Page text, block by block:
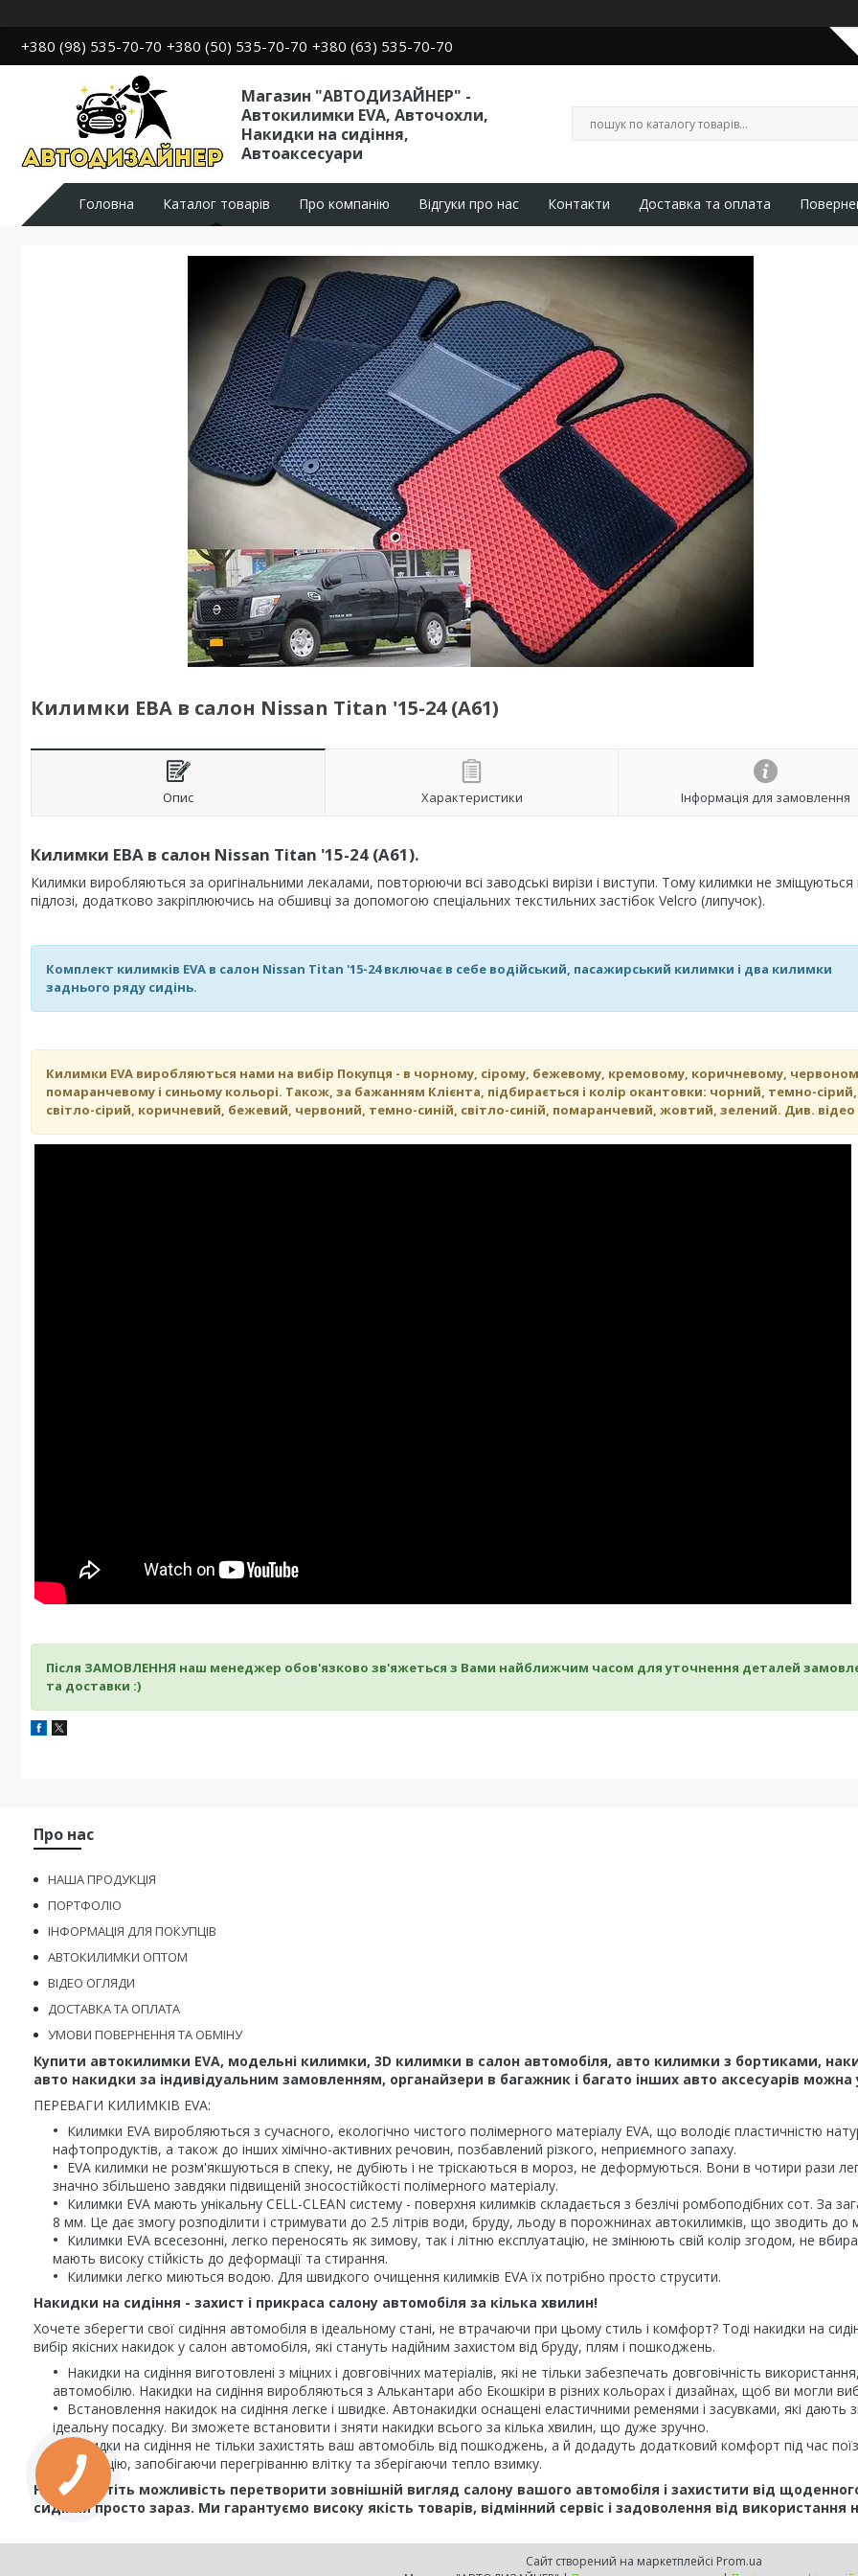
+380 (98) 535-70-70 +380 (50) 535-70-70 +380 (63) 535-70-70
Магазин "АВТОДИЗАЙНЕР" -
Автокилимки EVA, Авточохли,
Накидки на сидіння,
Автоаксесуари
Головна Каталог товарів Про компанію Відгуки про нас Контакти Доставка та оплата
Килимки ЕВА в салон Nissan Titan '15-24 (A61)
Опис Характеристики Інформація для замовлення
Килимки ЕВА в салон Nissan Titan '15-24 (A61).
Килимки виробляються за оригінальними лекалами, повторюючи всі заводські вирізи і виступи. Тому килимки не зміщуються
підлозі, додатково закріплюючись на обшивці за допомогою спеціальних текстильних застібок Velcro (липучок).
Комплект килимків EVA в салон Nissan Titan '15-24 включає в себе водійський, пасажирський килимки і два килимки
заднього ряду сидінь.
Килимки EVA виробляються нами на вибір Покупця - в чорному, сірому, бежевому, кремовому, коричневому,
помаранчевому і синьому кольорі. Також, за бажанням Клієнта, підбирається і колір окантовки: чорний, темно-сірий,
світло-сірий, коричневий, бежевий, червоний, темно-синій, світло-синій, помаранчевий, жовтий, зелений. Див. відео
Після ЗАМОВЛЕННЯ наш менеджер обов'язково зв'яжеться з Вами найближчим часом для уточнення деталей
та доставки :)
Про нас
НАША ПРОДУКЦІЯ
ПОРТФОЛІО
ІНФОРМАЦІЯ ДЛЯ ПОКУПЦІВ
АВТОКИЛИМКИ ОПТОМ
ВІДЕО ОГЛЯДИ
ДОСТАВКА ТА ОПЛАТА
УМОВИ ПОВЕРНЕННЯ ТА ОБМІНУ
Купити автокилимки EVA, модельні килимки, 3D килимки в салон автомобіля, авто килимки з бортиками,
авто накидки за індивідуальним замовленням, органайзери в багажник і багато інших авто аксесуарів
ПЕРЕВАГИ КИЛИМКІВ EVA:
Килимки EVA виробляються з сучасного, екологічно чистого полімерного матеріалу EVA, що володіє пластичністю
нафтопродуктів, а також до інших хімічно-активних речовин, позбавлений різкого, неприємного запаху.
EVA килимки не розм'якшуються в спеку, не дубіють і не тріскаються в мороз, не деформуються. Вони в чотири рази
значно збільшено завдяки підвищеній зносостійкості полімерного матеріалу.
Килимки EVA мають унікальну CELL-CLEAN систему - поверхня килимків складається з безлічі ромбоподібних сот. За
8 мм. Це дає змогу розподілити і стримувати до 2.5 літрів води, бруду, льоду в порожнинах автокилимків, що зводить до
Килимки EVA всесезонні, легко переносять як зимову, так і літню експлуатацію, не змінюють свій колір згодом, не
мають високу стійкість до деформації та стирання.
Килимки легко миються водою. Для швидкого очищення килимків EVA їх потрібно просто струсити.
Накидки на сидіння - захист і прикраса салону автомобіля за кілька хвилин!
Хочете зберегти свої сидіння автомобіля в ідеальному стані, не втрачаючи при цьому стиль і комфорт? Тоді накидки на
вибір якісних накидок у салон автомобіля, які стануть надійним захистом від бруду, плям і пошкоджень.
Накидки на сидіння виготовлені з міцних і довговічних матеріалів, які не тільки забезпечать довговічність
автомобілю. Накидки на сидіння виробляються з Алькантари або Екошкіри в різних кольорах і дизайнах, щоб ви могли
Встановлення накидок на сидіння легке і швидке. Автонакидки оснащені еластичними ременями і засувками, які дають
ідеальну посадку. Ви зможете встановити і зняти накидки всього за кілька хвилин, що дуже зручно.
Накидки на сидіння не тільки захистять ваш автомобіль від пошкоджень, а й додадуть додатковий комфорт під час
вентиляцію, запобігаючи перегріванню влітку та зберігаючи тепло взимку.
Не пропустіть можливість перетворити зовнішній вигляд салону вашого автомобіля і захистити від
сидіння просто зараз. Ми гарантуємо високу якість товарів, відмінний сервіс і задоволення від використання
Сайт створений на маркетплейсі Prom.ua